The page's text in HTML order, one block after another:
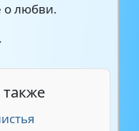
о любви.